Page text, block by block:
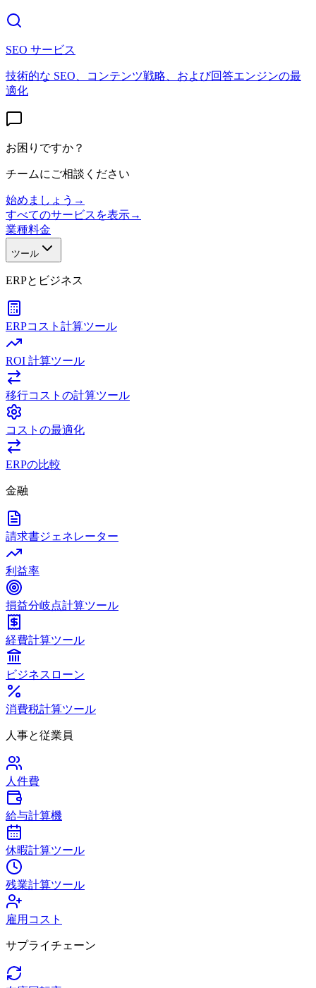
SEO サービス
技術的な SEO、コンテンツ戦略、および回答エンジンの最
適化
お困りですか？
チームにご相談ください
始めましょう →
すべてのサービスを表示→
業種料金
ツール
ERPとビジネス
ERPコスト計算ツール
ROI 計算ツール
移行コストの計算ツール
コストの最適化
ERPの比較
金融
請求書ジェネレーター
利益率
損益分岐点計算ツール
経費計算ツール
ビジネスローン
消費税計算ツール
人事と従業員
人件費
給与計算機
休暇計算ツール
残業計算ツール
雇用コスト
サプライチェーン